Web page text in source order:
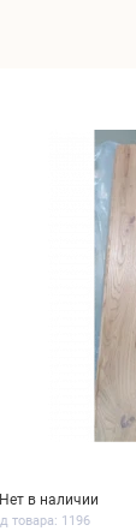
Нет в наличии
товара: 1196